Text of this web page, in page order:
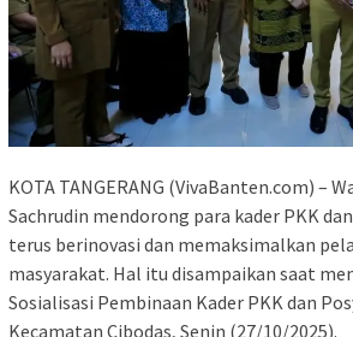
KOTA TANGERANG (VivaBanten.com) –
Sachrudin mendorong para kader PKK
terus berinovasi dan memaksimalkan
masyarakat. Hal itu disampaikan saat
Sosialisasi Pembinaan Kader PKK dan
Kecamatan Cibodas, Senin (27/10/2025).